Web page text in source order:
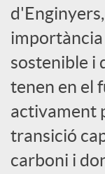
sostenible i
tenen en el
activament
transició
carboni i